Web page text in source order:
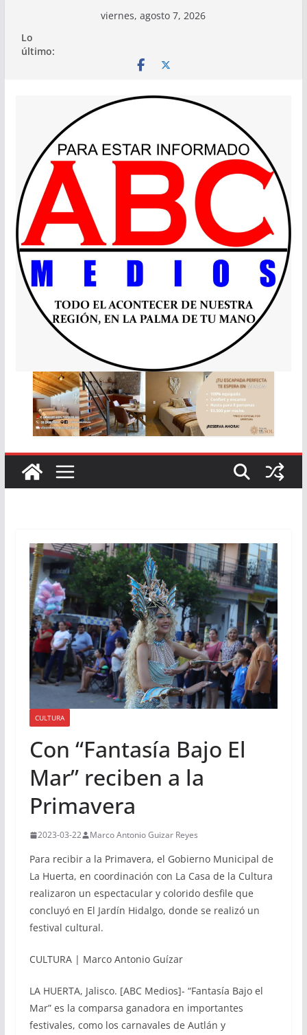
contenido
viernes, agosto 7, 2026
Lo
último:
CULTURA
Con “Fantasía Bajo El
Mar” reciben a la
Primavera
2023-03-22 Marco Antonio Guizar Reyes
Para recibir a la Primavera, el Gobierno Municipal de
La Huerta, en coordinación con La Casa de la Cultura
realizaron un espectacular y colorido desfile que
concluyó en El Jardín Hidalgo, donde se realizó un
festival cultural.
CULTURA | Marco Antonio Guízar
LA HUERTA, Jalisco. [ABC Medios]- “Fantasía Bajo el
Mar” es la comparsa ganadora en importantes
festivales, como los carnavales de Autlán y